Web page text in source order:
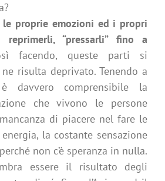
le proprie emozioni ed i propri
reprimerli, “pressarli” fino a
facendo, queste parti si
risulta deprivato. Tenendo a
davvero comprensibile la
che vivono le persone
di piacere nel fare le
energia, la costante sensazione
non c’è speranza in nulla.
essere il risultato degli